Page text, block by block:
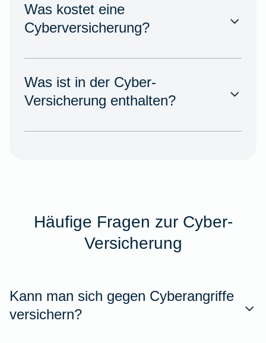
Was kostet eine
Cyberversicherung?
Was ist in der Cyber-
Versicherung enthalten?
Häufige Fragen zur Cyber-
Versicherung
Kann man sich gegen Cyberangriffe
versichern?